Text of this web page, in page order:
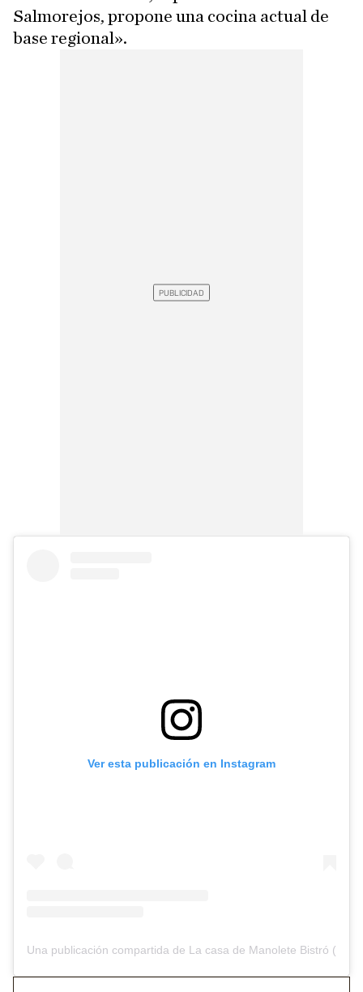
Salmorejos, propone una cocina actual de
base regional».
Ver esta publicación en Instagram
Una publicación compartida de La casa de Manolete Bistró